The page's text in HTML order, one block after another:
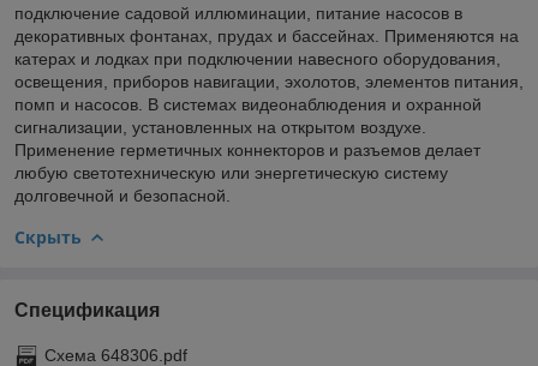
подключение садовой иллюминации, питание насосов в
декоративных фонтанах, прудах и бассейнах. Применяются на
катерах и лодках при подключении навесного оборудования,
освещения, приборов навигации, эхолотов, элементов питания,
помп и насосов. В системах видеонаблюдения и охранной
сигнализации, установленных на открытом воздухе.
Применение герметичных коннекторов и разъемов делает
любую светотехническую или энергетическую систему
долговечной и безопасной.
Скрыть
Спецификация
Схема 648306.pdf